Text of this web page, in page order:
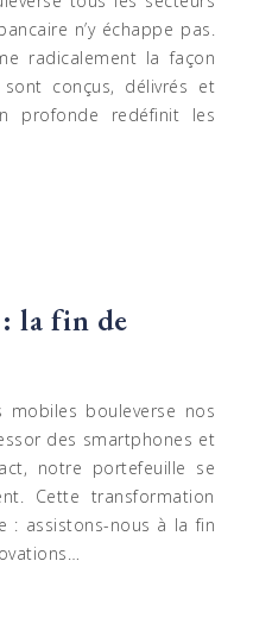
n’y échappe pas.
radicalement la façon
conçus, délivrés et
profonde redéfinit les
: la fin de
mobiles bouleverse nos
des smartphones et
notre portefeuille se
Cette transformation
: assistons-nous à la fin